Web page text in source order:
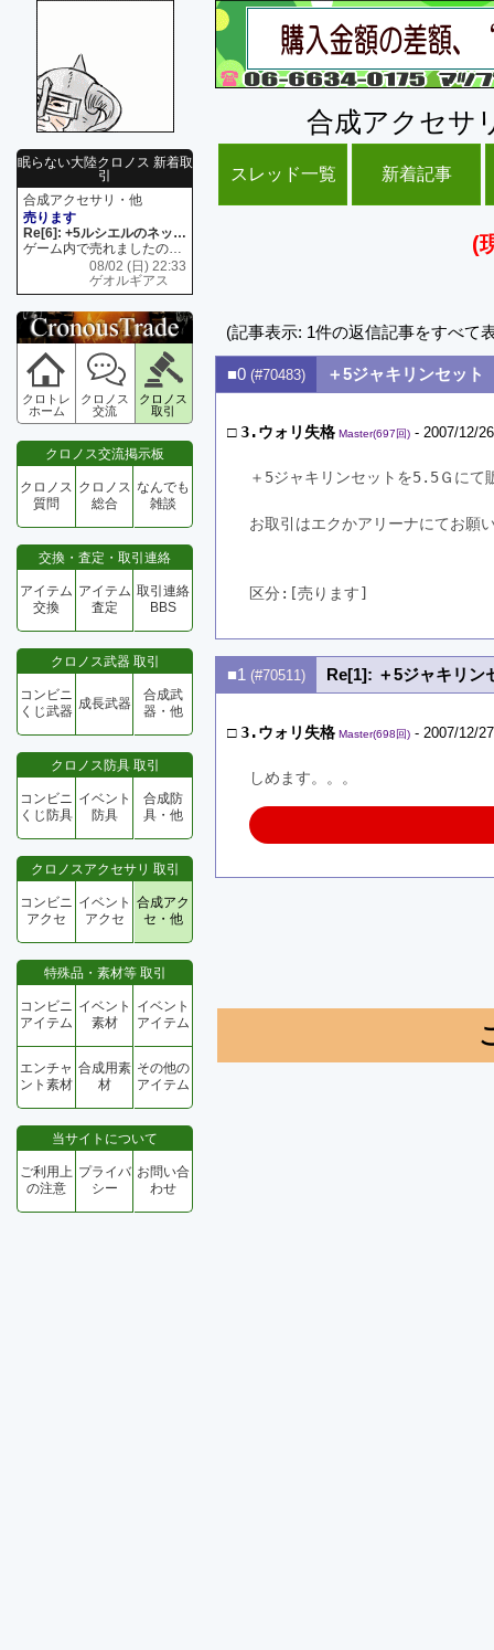
眠らない大陸クロノス 新着取
引
合成アクセサリ・他
売ります
Re[6]: +5ルシエルのネックレス
ゲーム内で売れましたので 在庫がネク1 リング4 となります リングのお値段は80G といたします
08/02 (日) 22:33
ゲオルギアス
クロトレ
ホーム
クロノス
交流
クロノス
取引
クロノス交流掲示板
クロノス
質問
クロノス
総合
なんでも
雑談
交換・査定・取引連絡
アイテム
交換
アイテム
査定
取引連絡
BBS
クロノス武器 取引
コンビニ
くじ武器 成長武器
合成武
器・他
クロノス防具 取引
コンビニ
くじ防具
イベント
防具
合成防
具・他
クロノスアクセサリ 取引
コンビニ
アクセ
イベント
アクセ
合成アク
セ・他
特殊品・素材等 取引
コンビニ
アイテム
イベント
素材
イベント
アイテム
エンチャ
ント素材
合成用素
材
その他の
アイテム
当サイトについて
ご利用上
の注意
プライバ
シー
お問い合
わせ
合成アクセサ
スレッド一覧 新着記事
(
(記事表示: 1件の返信記事をすべて
■0 (#70483) ＋5ジャキリンセッ
□3.ウォリ失格 Master(697回) - 2007/12/
＋5ジャキリンセットを5.5Ｇにて
お取引はエクかアリーナにてお願
区分:[売ります]
■1 (#70511) Re[1]: ＋5ジャキリ
□3.ウォリ失格 Master(698回) - 2007/12/
しめます。。。